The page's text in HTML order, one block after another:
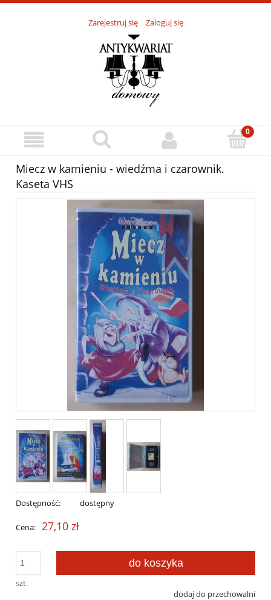
Zarejestruj się Zaloguj się
Miecz w kamieniu - wiedźma i czarownik.
Kaseta VHS
Dostępność: dostępny
Cena: 27,10 zł
szt.
do koszyka
dodaj do przechowalni